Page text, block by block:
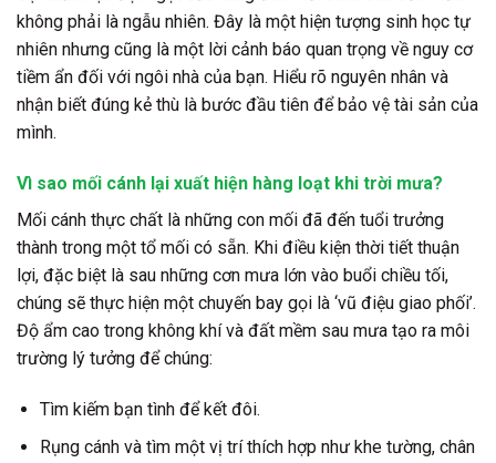
không phải là ngẫu nhiên. Đây là một hiện tượng sinh học tự
nhiên nhưng cũng là một lời cảnh báo quan trọng về nguy cơ
tiềm ẩn đối với ngôi nhà của bạn. Hiểu rõ nguyên nhân và
nhận biết đúng kẻ thù là bước đầu tiên để bảo vệ tài sản của
mình.
Vì sao mối cánh lại xuất hiện hàng loạt khi trời mưa?
Mối cánh thực chất là những con mối đã đến tuổi trưởng
thành trong một tổ mối có sẵn. Khi điều kiện thời tiết thuận
lợi, đặc biệt là sau những cơn mưa lớn vào buổi chiều tối,
chúng sẽ thực hiện một chuyến bay gọi là ‘vũ điệu giao phối’.
Độ ẩm cao trong không khí và đất mềm sau mưa tạo ra môi
trường lý tưởng để chúng:
Tìm kiếm bạn tình để kết đôi.
Rụng cánh và tìm một vị trí thích hợp như khe tường, chân